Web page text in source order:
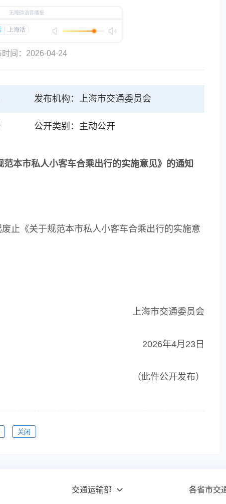
时间：2026-04-24
发布机构：上海市交通委员会
公开类别：主动公开
本市私人小客车合乘出行的实施意见》的通知
《关于规范本市私人小客车合乘出行的实施意
上海市交通委员会
2026年4月23日
（此件公开发布）
关闭
交通运输部 各省市交